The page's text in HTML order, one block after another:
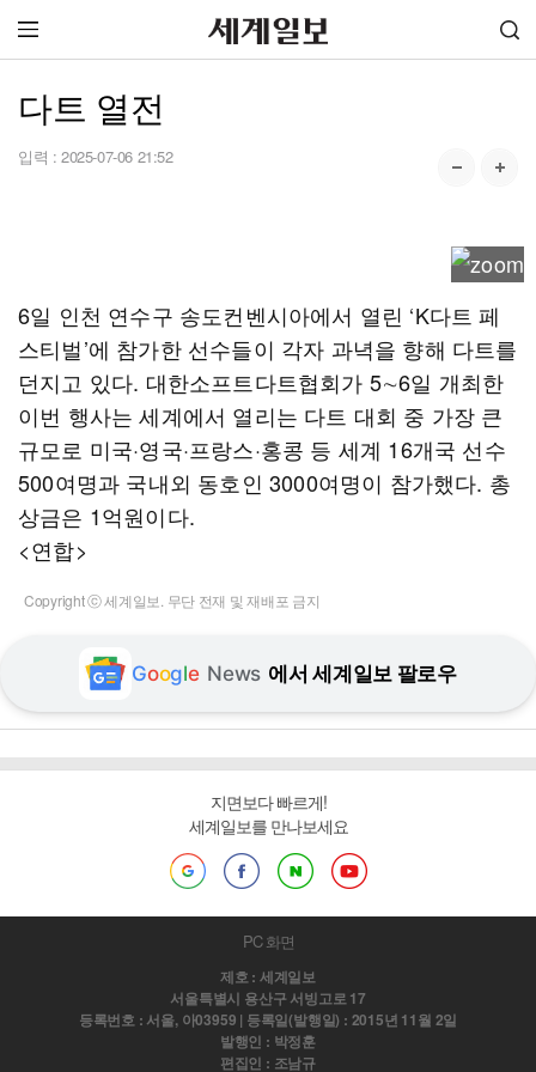
다트 열전
입력 : 2025-07-06 21:52
6일 인천 연수구 송도컨벤시아에서 열린 ‘K다트 페
스티벌’에 참가한 선수들이 각자 과녁을 향해 다트를
던지고 있다. 대한소프트다트협회가 5∼6일 개최한
이번 행사는 세계에서 열리는 다트 대회 중 가장 큰
규모로 미국·영국·프랑스·홍콩 등 세계 16개국 선수
500여명과 국내외 동호인 3000여명이 참가했다. 총
상금은 1억원이다.
<연합>
Copyright ⓒ 세계일보. 무단 전재 및 재배포 금지
Google News 에서 세계일보 팔로우
지면보다 빠르게!
세계일보를 만나보세요
PC 화면
제호 : 세계일보
서울특별시 용산구 서빙고로 17
등록번호 : 서울, 아03959 | 등록일(발행일) : 2015년 11월 2일
발행인 : 박정훈
편집인 : 조남규